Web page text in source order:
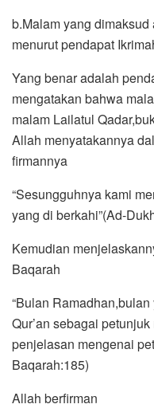
b.Malam yang
menurut pendapat
Yang benar adalah
mengatakan bahwa
malam Lailatul
Allah menyatakannya
firmannya
“Sesungguhnya kami
yang di berkahi”(Ad-
Kemudian
Baqarah
“Bulan
Qur’an sebagai
penjelasan mengenai
Baqarah:185)
Allah berfirman